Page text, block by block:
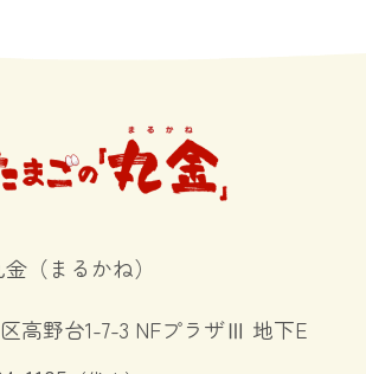
（まるかね）
高野台1-7-3 NFプラザⅢ 地下E